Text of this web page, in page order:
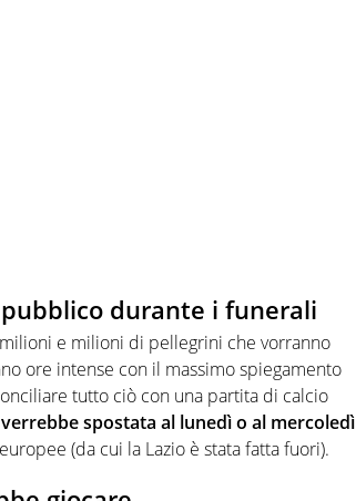
durante i funerali
e milioni di pellegrini che vorranno
ore intense con il massimo spiegamento
tutto ciò con una partita di calcio
verrebbe spostata al lunedì o al mercoledì
(da cui la Lazio è stata fatta fuori).